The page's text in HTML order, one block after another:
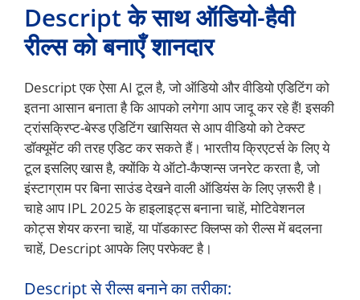
Descript के साथ ऑडियो-हैवी
रील्स को बनाएँ शानदार
Descript एक ऐसा AI टूल है, जो ऑडियो और वीडियो एडिटिंग को
इतना आसान बनाता है कि आपको लगेगा आप जादू कर रहे हैं! इसकी
ट्रांसक्रिप्ट-बेस्ड एडिटिंग खासियत से आप वीडियो को टेक्स्ट
डॉक्यूमेंट की तरह एडिट कर सकते हैं। भारतीय क्रिएटर्स के लिए ये
टूल इसलिए खास है, क्योंकि ये ऑटो-कैप्शन्स जनरेट करता है, जो
इंस्टाग्राम पर बिना साउंड देखने वाली ऑडियंस के लिए ज़रूरी है।
चाहे आप IPL 2025 के हाइलाइट्स बनाना चाहें, मोटिवेशनल
कोट्स शेयर करना चाहें, या पॉडकास्ट क्लिप्स को रील्स में बदलना
चाहें, Descript आपके लिए परफेक्ट है।
Descript से रील्स बनाने का तरीका: